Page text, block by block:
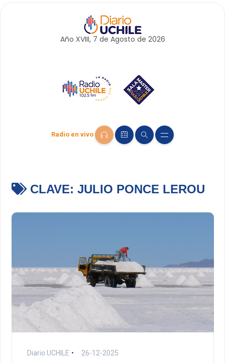
Año XVIII, 7 de Agosto de 2026
Radio en vivo
CLAVE: JULIO PONCE LEROU
Diario UCHILE 26-12-2025